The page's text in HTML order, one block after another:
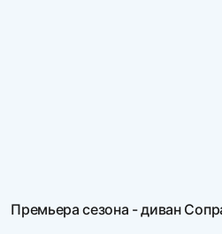
Премьера сезона - диван